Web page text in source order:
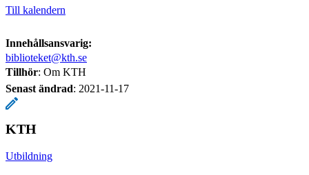
Till kalendern
Innehållsansvarig:
biblioteket@kth.se
Tillhör: Om KTH
Senast ändrad: 2021-11-17
KTH
Utbildning